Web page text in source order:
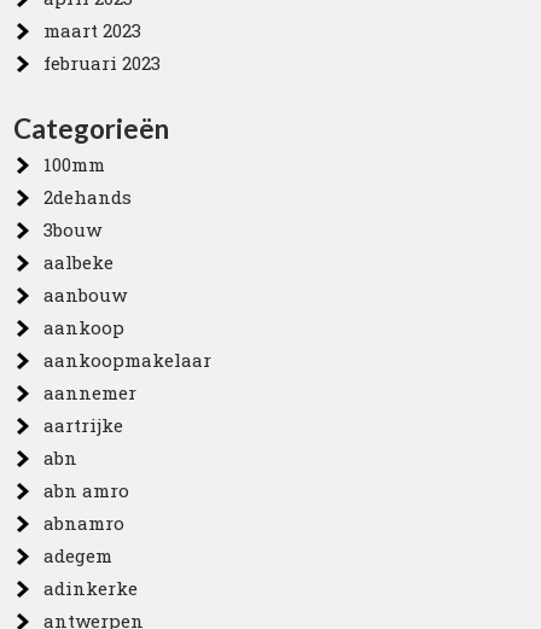
maart 2023
februari 2023
Categorieën
100mm
2dehands
3bouw
aalbeke
aanbouw
aankoop
aankoopmakelaar
aannemer
aartrijke
abn
abn amro
abnamro
adegem
adinkerke
antwerpen